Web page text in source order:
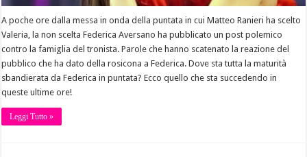
A poche ore dalla messa in onda della puntata in cui Matteo Ranieri ha scelto
Valeria, la non scelta Federica Aversano ha pubblicato un post polemico
contro la famiglia del tronista. Parole che hanno scatenato la reazione del
pubblico che ha dato della rosicona a Federica. Dove sta tutta la maturità
sbandierata da Federica in puntata? Ecco quello che sta succedendo in
queste ultime ore!
Leggi Tutto »